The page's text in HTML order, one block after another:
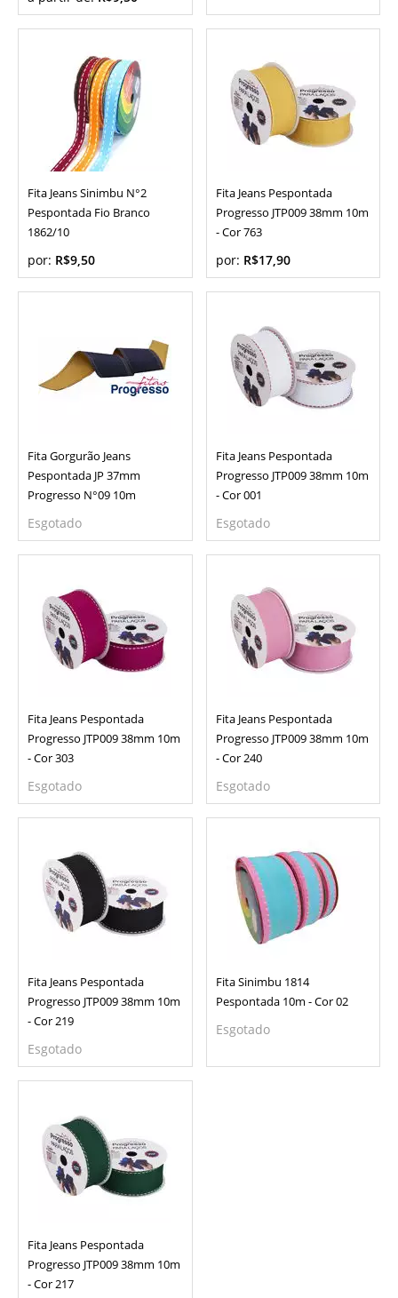
Fita Jeans Sinimbu N°2
Pespontada Fio Branco
1862/10
por: R$9,50
Fita Jeans Pespontada
Progresso JTP009 38mm 10m
- Cor 763
por: R$17,90
Fita Gorgurão Jeans
Pespontada JP 37mm
Progresso N°09 10m
Esgotado
Fita Jeans Pespontada
Progresso JTP009 38mm 10m
- Cor 001
Esgotado
Fita Jeans Pespontada
Progresso JTP009 38mm 10m
- Cor 303
Esgotado
Fita Jeans Pespontada
Progresso JTP009 38mm 10m
- Cor 240
Esgotado
Fita Jeans Pespontada
Progresso JTP009 38mm 10m
- Cor 219
Esgotado
Fita Sinimbu 1814
Pespontada 10m - Cor 02
Esgotado
Fita Jeans Pespontada
Progresso JTP009 38mm 10m
- Cor 217